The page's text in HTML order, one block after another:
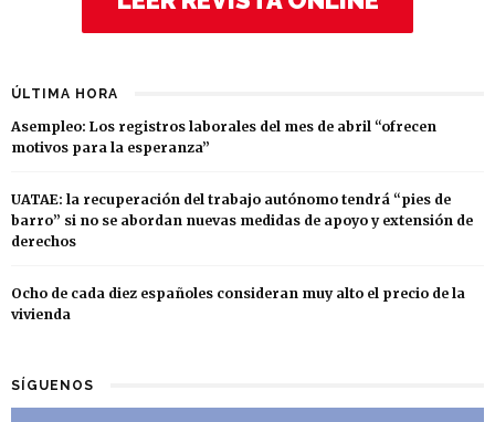
ÚLTIMA HORA
Asempleo: Los registros laborales del mes de abril “ofrecen
motivos para la esperanza”
UATAE: la recuperación del trabajo autónomo tendrá “pies de
barro” si no se abordan nuevas medidas de apoyo y extensión de
derechos
Ocho de cada diez españoles consideran muy alto el precio de la
vivienda
SÍGUENOS